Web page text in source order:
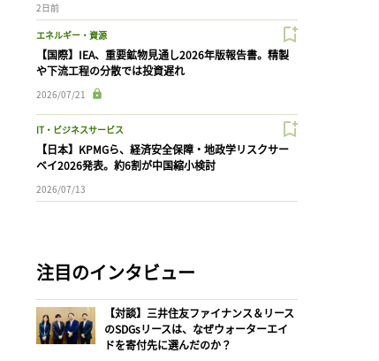
2日前
エネルギー・資源
【国際】IEA、重要鉱物見通し2026年版報告書。精製
や下流工程の分散では投資遅れ
2026/07/21
IT・ビジネスサービス
【日本】KPMGら、経済安全保障・地政学リスクサー
ベイ2026発表。約6割が中国縮小検討
2026/07/13
注目のインタビュー
【対談】三井住友ファイナンス＆リース
のSDGsリースは、なぜウォーターエイ
ドを寄付先に選んだのか？